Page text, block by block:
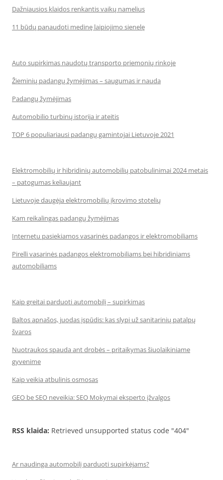
Dažniausios klaidos renkantis vaikų namelius
11 būdų panaudoti medinę laipiojimo sienelę
Auto supirkimas naudotų transporto priemonių rinkoje
Žieminių padangų žymėjimas – saugumas ir nauda
Padangų žymėjimas
Automobilio turbinų istorija ir ateitis
TOP 6 populiariausi padangų gamintojai Lietuvoje 2021
Elektromobilių ir hibridinių automobilių patobulinimai 2024 metais
– patogumas keliaujant
Lietuvoje daugėja elektromobilių įkrovimo stotelių
Kam reikalingas padangų žymėjimas
Internetu pasiekiamos vasarinės padangos ir elektromobiliams
Pirelli vasarinės padangos elektromobiliams bei hibridiniams
automobiliams
Kaip greitai parduoti automobilį – supirkimas
Baltos apnašos, juodas įspūdis: kas slypi už sanitarinių patalpų
švaros
Nuotraukos spauda ant drobės – pritaikymas šiuolaikiniame
gyvenime
Kaip veikia atbulinis osmosas
GEO be SEO neveikia: SEO Mokymai eksperto įžvalgos
RSS klaida: Retrieved unsupported status code "404"
Ar naudinga automobilį parduoti supirkėjams?